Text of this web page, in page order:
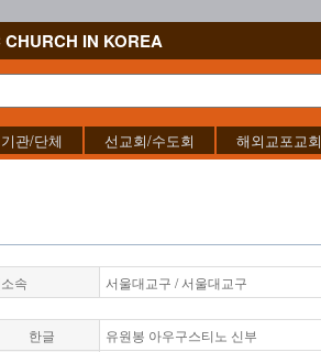
IN KOREA
기관/단체 선교회/수도회 해외교포교회
속 서울대교구 / 서울대교구
한글
유원봉 아우구스티노 신부